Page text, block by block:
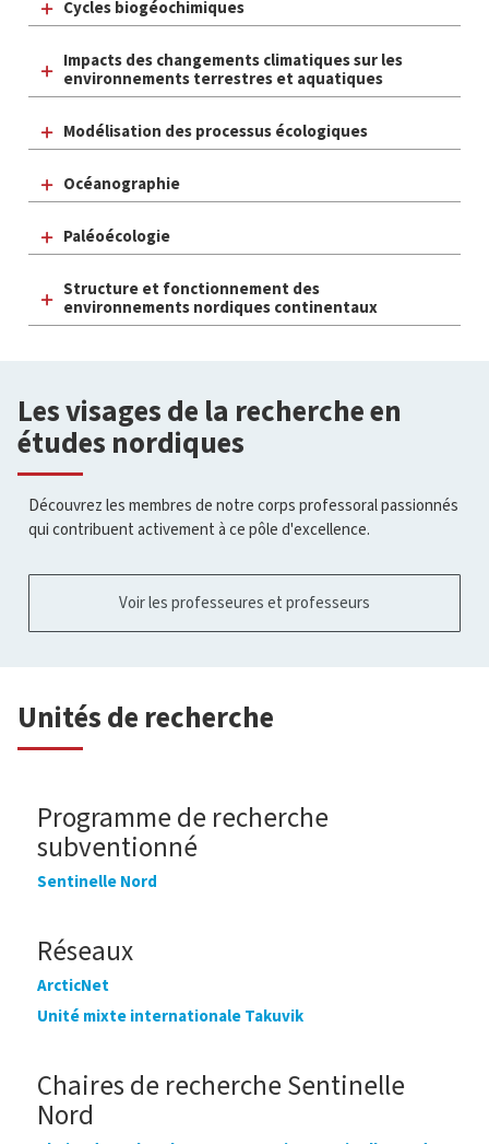
Cycles biogéochimiques
Impacts des changements climatiques sur les
environnements terrestres et aquatiques
Modélisation des processus écologiques
Océanographie
Paléoécologie
Structure et fonctionnement des
environnements nordiques continentaux
Les visages de la recherche en
études nordiques
Découvrez les membres de notre corps professoral passionnés
qui contribuent activement à ce pôle d'excellence.
Voir les professeures et professeurs
Unités de recherche
Programme de recherche
subventionné
Sentinelle Nord
Réseaux
ArcticNet
Unité mixte internationale Takuvik
Chaires de recherche Sentinelle
Nord